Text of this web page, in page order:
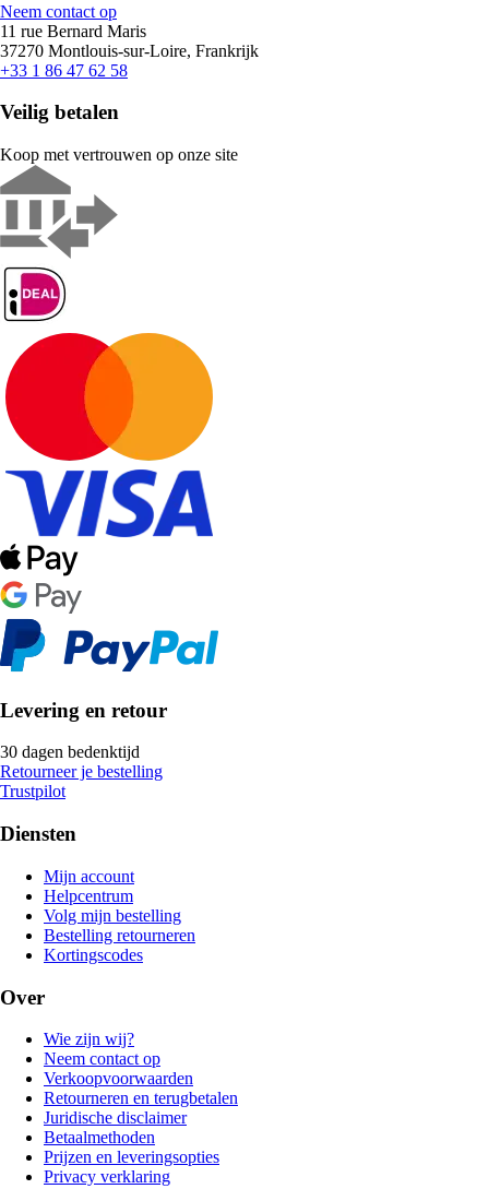
Neem contact op
11 rue Bernard Maris
37270 Montlouis-sur-Loire, Frankrijk
+33 1 86 47 62 58
Veilig betalen
Koop met vertrouwen op onze site
Levering en retour
30 dagen bedenktijd
Retourneer je bestelling
Trustpilot
Diensten
Mijn account
Helpcentrum
Volg mijn bestelling
Bestelling retourneren
Kortingscodes
Over
Wie zijn wij?
Neem contact op
Verkoopvoorwaarden
Retourneren en terugbetalen
Juridische disclaimer
Betaalmethoden
Prijzen en leveringsopties
Privacy verklaring